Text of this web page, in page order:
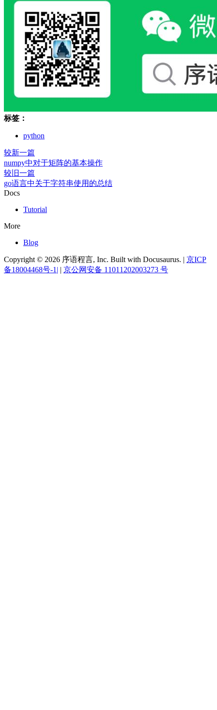
标签：
python
较新一篇
numpy中对于矩阵的基本操作
较旧一篇
go语言中关于字符串使用的总结
Docs
Tutorial
More
Blog
Copyright © 2026 序语程言, Inc. Built with Docusaurus. | 京ICP
备18004468号-1| | 京公网安备 11011202003273 号